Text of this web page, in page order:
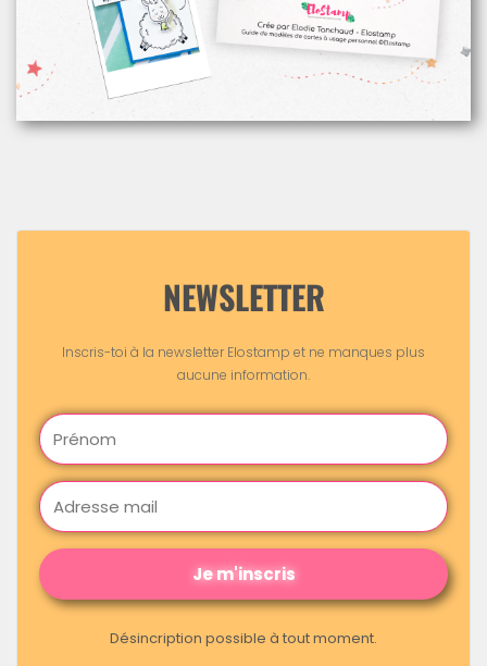
NEWSLETTER
Inscris-toi à la newsletter Elostamp et ne manques plus
aucune information.
Je m'inscris
Désincription possible à tout moment.